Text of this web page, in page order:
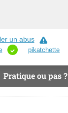
un abus
pikatchette
Pratique ou pas ?